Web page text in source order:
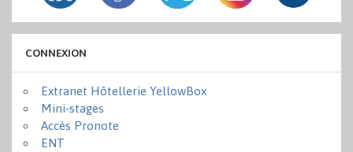
CONNEXION
Extranet Hôtellerie YellowBox
Mini-stages
Accès Pronote
ENT